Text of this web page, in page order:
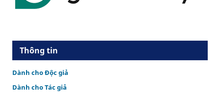
Thông tin
Dành cho Độc giả
Dành cho Tác giả